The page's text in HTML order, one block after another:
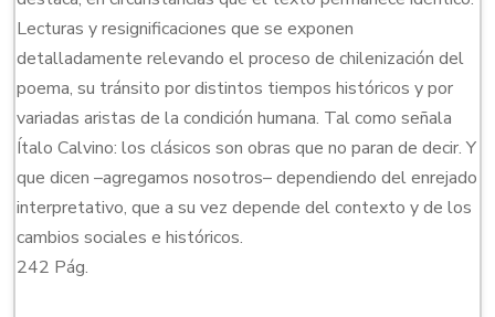
Lecturas y resignificaciones que se exponen
detalladamente relevando el proceso de chilenización del
poema, su tránsito por distintos tiempos históricos y por
variadas aristas de la condición humana. Tal como señala
Ítalo Calvino: los clásicos son obras que no paran de decir. Y
que dicen –agregamos nosotros– dependiendo del enrejado
interpretativo, que a su vez depende del contexto y de los
cambios sociales e históricos.
242 Pág.